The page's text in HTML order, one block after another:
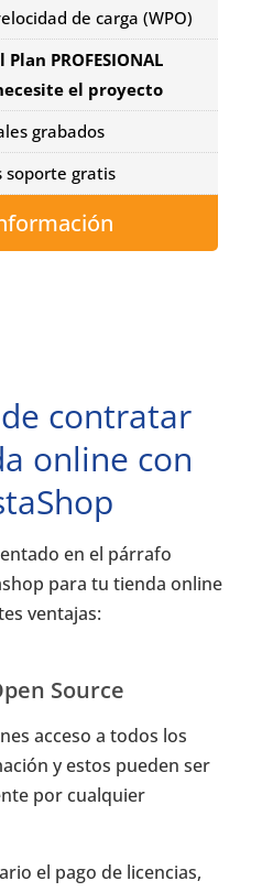
de carga (WPO)
PROFESIONAL
el proyecto
grabados
soporte gratis
contratar
online con
en el párrafo
para tu tienda online
ventajas:
Source
acceso a todos los
y estos pueden ser
por cualquier
el pago de licencias,